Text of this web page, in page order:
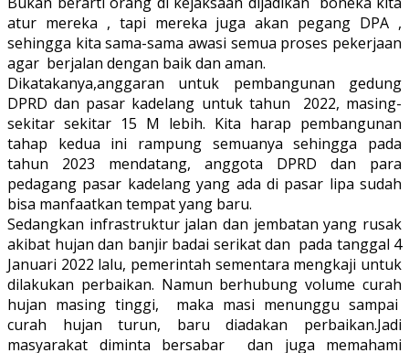
atur mereka , tapi mereka juga akan pegang DPA ,
sehingga kita sama-sama awasi semua proses pekerjaan
agar berjalan dengan baik dan aman.
Dikatakanya,anggaran untuk pembangunan gedung
DPRD dan pasar kadelang untuk tahun 2022, masing-
sekitar sekitar 15 M lebih. Kita harap pembangunan
tahap kedua ini rampung semuanya sehingga pada
tahun 2023 mendatang, anggota DPRD dan para
pedagang pasar kadelang yang ada di pasar lipa sudah
bisa manfaatkan tempat yang baru.
Sedangkan infrastruktur jalan dan jembatan yang rusak
akibat hujan dan banjir badai serikat dan pada tanggal 4
Januari 2022 lalu, pemerintah sementara mengkaji untuk
dilakukan perbaikan. Namun berhubung volume curah
hujan masing tinggi, maka masi menunggu sampai
curah hujan turun, baru diadakan perbaikan.Jadi
masyarakat diminta bersabar dan juga memahami